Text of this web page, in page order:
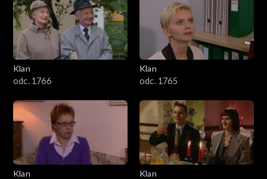
Klan
odc. 1766
Klan
odc. 1765
Klan
Klan